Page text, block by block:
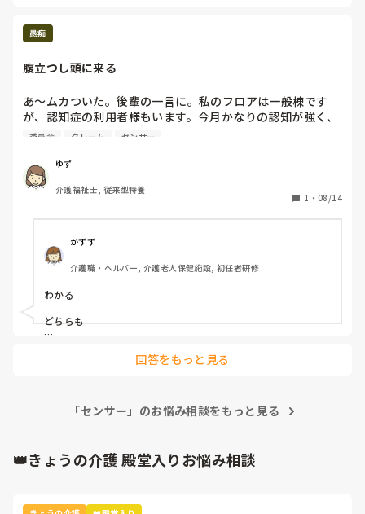
量を調整するなどで最初様子見しますが。
ケースは、施設で同じように対応しても上手くいかないことが
院で落ち着いた方も、環境変化がマイナスに影響することも少
なくないですよね。ですので、比較的容易に結果が出た対応で
もないと、折角対応策を送って頂いても活かせない事が多いで
す。そのことを踏まえてご対応を考えていただけると、施設職
愚痴
腹立つし頭に来る
あ～ムカついた。後輩の一言に。私のフロアは一般棟です
が、認知症の利用者様もいます。今月かなりの認知が強く、
車椅子から立ち上がることもあり、コールクッション(立ち
応、フロア見守りやトイレ誘導などは遅番職員の仕事。遅番
職員がフロア見守りできないところでトイレに入れて、立ち
上がってしまったことに気がつけず。転倒。搬送し骨折と。
ようよと伝えたら、後輩の一言がそもそも、寝かしてないの
が悪い。立ち上がるの分かってて寝かせなかったのがいけな
いんですよと。言われカチーンとなり、寝ないし寝付くのに
センサー反応頻回だよ?転ぶよ。と伝えるも仕方ないです
よ。とあ～いっそこいつは家族からクレームはれば良いのに
と。
委員会 クレーム センサー
ゆず
介護福祉士, 従来型特養
1 ・ 08/14
かずず
介護職・ヘルパー, 介護老人保健施設, 初任者研修
わかる
どちらも
回答をもっと見る
「センサー」のお悩み相談をもっと見る
👑きょうの介護 殿堂入りお悩み相談